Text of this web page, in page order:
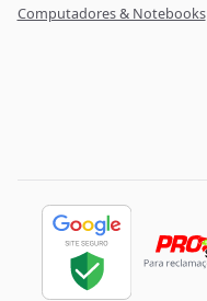
Computadores & Notebooks